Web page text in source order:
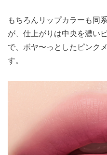
もちろんリップカラーも同
が、仕上がりは中央を濃い
で、ボヤ〜っとしたピンク
す。